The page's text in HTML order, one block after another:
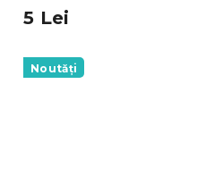
5 Lei
Noutăți